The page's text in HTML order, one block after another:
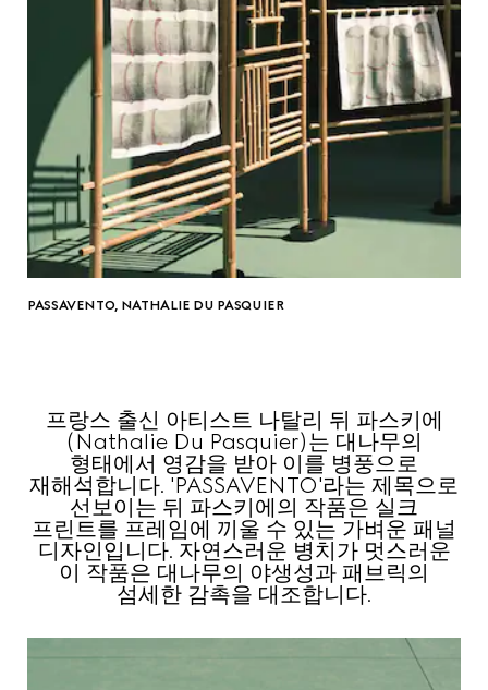
PASSAVENTO, NATHALIE DU PASQUIER
프랑스 출신 아티스트 나탈리 뒤 파스키에
(Nathalie Du Pasquier)는 대나무의
형태에서 영감을 받아 이를 병풍으로
재해석합니다. 'PASSAVENTO'라는 제목으로
선보이는 뒤 파스키에의 작품은 실크
프린트를 프레임에 끼울 수 있는 가벼운 패널
디자인입니다. 자연스러운 병치가 멋스러운
이 작품은 대나무의 야생성과 패브릭의
섬세한 감촉을 대조합니다.